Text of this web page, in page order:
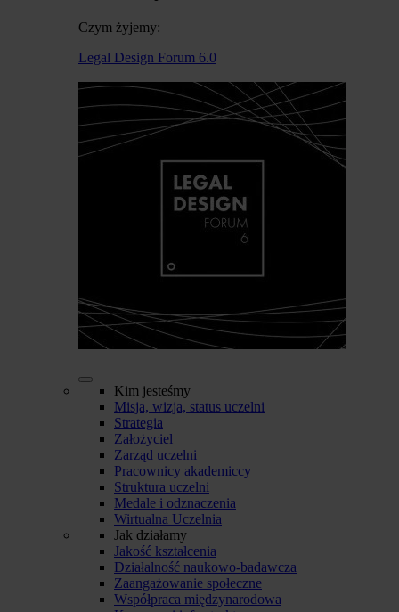
Czym żyjemy:
Legal Design Forum 6.0
Kim jesteśmy
Misja, wizja, status uczelni
Strategia
Założyciel
Zarząd uczelni
Pracownicy akademiccy
Struktura uczelni
Medale i odznaczenia
Wirtualna Uczelnia
Jak działamy
Jakość kształcenia
Działalność naukowo-badawcza
Zaangażowanie społeczne
Współpraca międzynarodowa